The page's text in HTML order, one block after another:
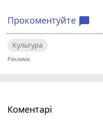
Прокоментуйте chat_bubble
Культура
Коментарі